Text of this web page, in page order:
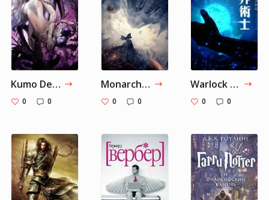
Kumo Desu ga, Nani ka / Да, я паук, и что же? :: Tl.Rulate.ru - новеллы и ранобэ читать онлайн
0 0
Monarch of Evernight / Монарх Вечной Ночи :: Tl.Rulate.ru - новеллы и ранобэ читать онлайн
0 0
Warlock of the Magus World / Чернокнижник в мире Магов :: Tl.Rulate.ru - новеллы и ранобэ читать онлайн
0 0